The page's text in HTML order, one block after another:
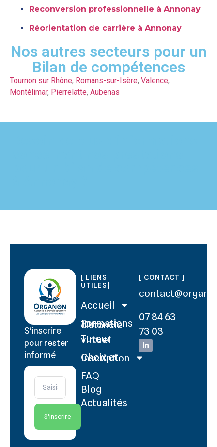
Reconversion professionnelle à Annonay
Réorientation de carrière à Annonay
Nos autres secteurs pour un
Bilan de compétences
Tournon sur Rhône, Romans-sur-Isère, Valence,
Montélimar, Pierrelatte, Aubenas
S'inscrire
pour rester
informé
S'inscrire
[ LIENS
UTILES]
Accueil
Formations 100% en distanciel
Tuteur virtuel
Choix et Inscription
FAQ
Blog
Actualités
[ CONTACT ]
07 84 63
73 03